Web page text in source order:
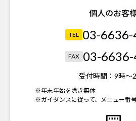
個人のお客
TEL 03-6636-
FAX 03-
受付時間： 9時～
※年末年始を除き無休
※ガイダンスに従って、メニュー番